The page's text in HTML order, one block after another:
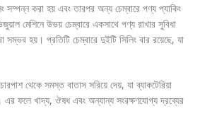
সম্পন্ন করা হয় এবং তারপর অন্য চেম্বারে পণ্য প্যাকিং
মেশিনে উভয় চেম্বারে একসাথে পণ্য রাখার সুবিধা
হয়। প্রতিটি চেম্বারে দুইটি সিলিং বার রয়েছে, যা
থেকে সমস্ত বাতাস সরিয়ে দেয়, যা ব্যাকটেরিয়া
এর ফলে খাদ্য, ঔষধ এবং অন্যান্য সংরক্ষণযোগ্য দ্রব্যের